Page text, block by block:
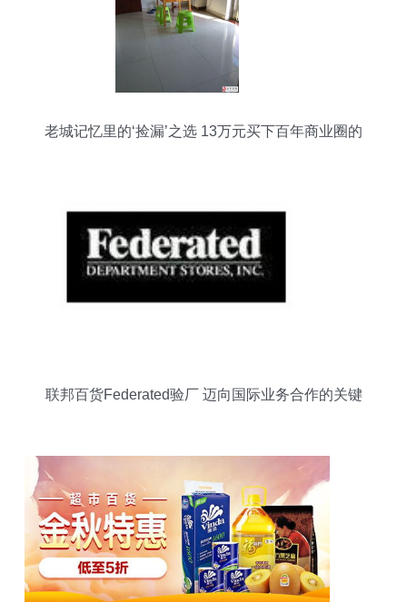
老城记忆里的‘捡漏’之选 13万元买下百年商业圈的
联邦百货Federated验厂 迈向国际业务合作的关键